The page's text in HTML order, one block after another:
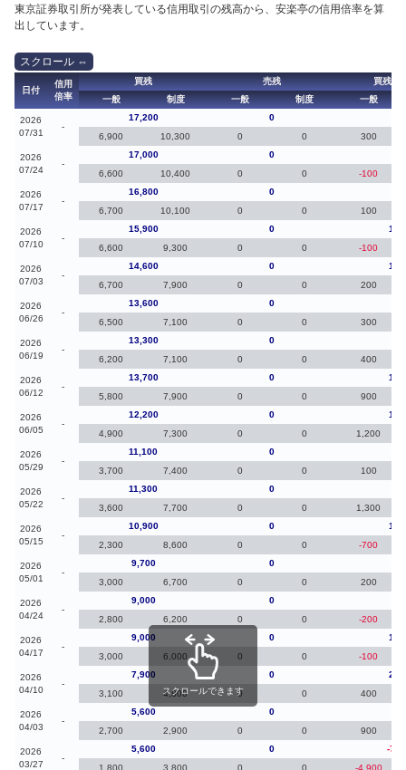
東京証券取引所が発表している信用取引の残高から、安楽亭の信用倍率を算
出しています。
日付
信用
倍率
買残 売残
買残（
一般
制度 一般 制度 一般
2026
07/31
-
17,200 0
6,900
10,300 0 0 300
2026
07/24
-
17,000 0
6,600
10,400 0 0 -100
2026
07/17
-
16,800 0
6,700
10,100 0 0 100
2026
07/10
-
15,900 0
6,600
9,300 0 0 -100
2026
07/03
-
14,600 0
6,700
7,900 0 0 200
2026
06/26
-
13,600 0
6,500
7,100 0 0 300
2026
06/19
-
13,300 0
6,200
7,100 0 0 400
2026
06/12
-
13,700 0
5,800
7,900 0 0 900
2026
06/05
-
12,200 0
4,900
7,300 0 0 1,200
2026
05/29
-
11,100 0
3,700
7,400 0 0 100
2026
05/22
-
11,300 0
3,600
7,700 0 0 1,300
2026
05/15
-
10,900 0
2,300
8,600 0 0 -700
2026
05/01
-
9,700 0
3,000
6,700 0 0 200
2026
04/24
-
9,000 0
2,800
6,200 0 0 -200
2026
04/17
-
9,000 0
3,000
6,000 0 0 -100
2026
04/10
-
7,900 0
3,100
4,800 0 0 400
2026
04/03
-
5,600 0
2,700
2,900 0 0 900
2026
03/27
-
5,600 0
-
スクロールできます